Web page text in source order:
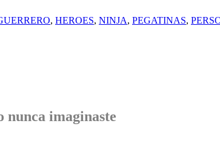
, HEROES, NINJA, PEGATINAS,
nunca imaginaste